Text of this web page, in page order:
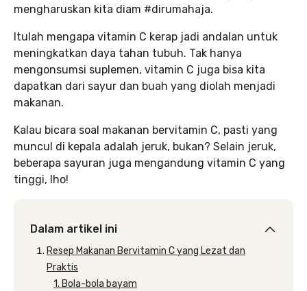
mengharuskan kita diam #dirumahaja.
Itulah mengapa vitamin C kerap jadi andalan untuk
meningkatkan daya tahan tubuh. Tak hanya
mengonsumsi suplemen, vitamin C juga bisa kita
dapatkan dari sayur dan buah yang diolah menjadi
makanan.
Kalau bicara soal makanan bervitamin C, pasti yang
muncul di kepala adalah jeruk, bukan? Selain jeruk,
beberapa sayuran juga mengandung vitamin C yang
tinggi, lho!
Dalam artikel ini
Resep Makanan Bervitamin C yang Lezat dan
Praktis
1. Bola-bola bayam